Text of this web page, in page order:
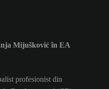
Mijušković în EA
profesionist din